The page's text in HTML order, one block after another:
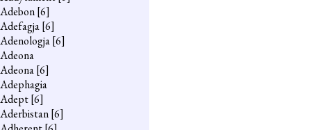
Adebon[6]
Adefagja[6]
Adenologja[6]
Adeona
Adeona[6]
Adephagia
Adept[6]
Aderbistan[6]